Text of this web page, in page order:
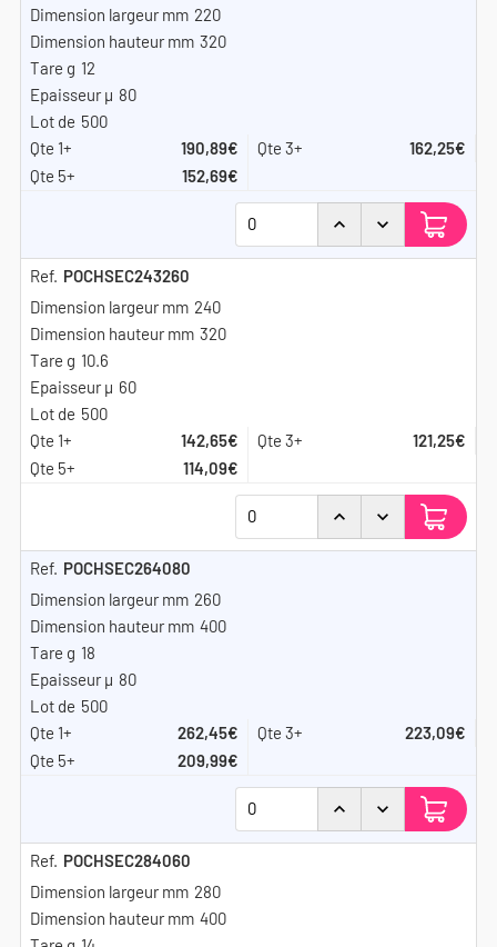
220
320
12
80
500
190,89€
162,25€
152,69€
POCHSEC243260
240
320
10.6
60
500
142,65€
121,25€
114,09€
POCHSEC264080
260
400
18
80
500
262,45€
223,09€
209,99€
POCHSEC284060
280
400